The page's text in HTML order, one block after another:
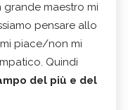
grande maestro mi
pensare allo
piace/non mi
Quindi
del più e del